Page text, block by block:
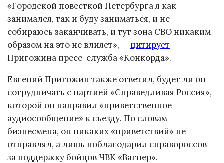
«Городской повесткой Петербурга я как
занимался, так и буду заниматься, и не
собираюсь заканчивать, и тут зона СВО никаким
образом на это не влияет», — цитирует
Пригожина пресс-служба «Конкорда».
Евгений Пригожин также ответил, будет ли он
сотрудничать с партией «Справедливая Россия»,
которой он направил «приветственное
аудиосообщение» к съезду. По словам
бизнесмена, он никаких «приветствий» не
отправлял, а лишь поблагодарил справороссов
за поддержку бойцов ЧВК «Вагнер».